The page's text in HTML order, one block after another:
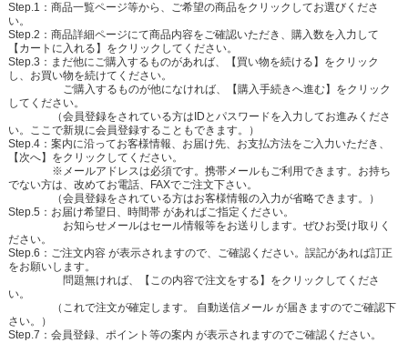
Step.1：商品一覧ページ等から、ご希望の商品をクリックしてお選びくださ
い。
Step.2：商品詳細ページにて商品内容をご確認いただき、購入数を入力して
【カートに入れる】をクリックしてください。
Step.3：まだ他にご購入するものがあれば、【買い物を続ける】をクリック
し、お買い物を続けてください。
ご購入するものが他になければ、【購入手続きへ進む】をクリック
してください。
（会員登録をされている方はIDとパスワードを入力してお進みくださ
い。ここで新規に会員登録することもできます。）
Step.4：案内に沿ってお客様情報、お届け先、お支払方法をご入力いただき、
【次へ】をクリックしてください。
※メールアドレスは必須です。携帯メールもご利用できます。お持ち
でない方は、改めてお電話、FAXでご注文下さい。
（会員登録をされている方はお客様情報の入力が省略できます。）
Step.5：お届け希望日、時間帯 があればご指定ください。
お知らせメールはセール情報等をお送りします。ぜひお受け取りく
ださい。
Step.6：ご注文内容 が表示されますので、ご確認ください。誤記があれば訂正
をお願いします。
問題無ければ、【この内容で注文をする】をクリックしてくださ
い。
（これで注文が確定します。 自動送信メール が届きますのでご確認下
さい。）
Step.7：会員登録、ポイント等の案内 が表示されますのでご確認ください。